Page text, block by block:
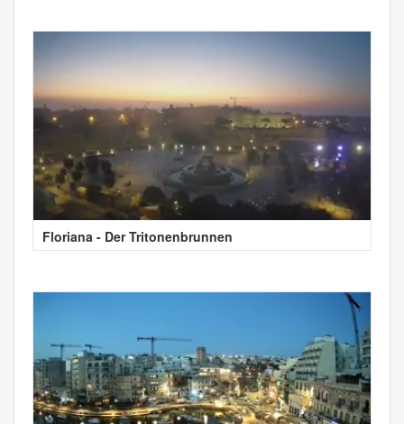
Floriana - Der Tritonenbrunnen